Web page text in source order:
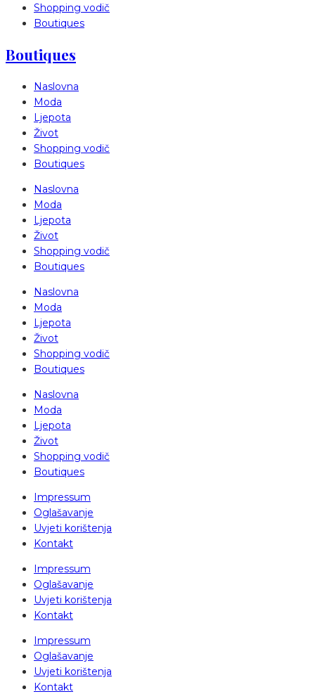
Shopping vodič
Boutiques
Boutiques
Naslovna
Moda
Ljepota
Život
Shopping vodič
Boutiques
Naslovna
Moda
Ljepota
Život
Shopping vodič
Boutiques
Naslovna
Moda
Ljepota
Život
Shopping vodič
Boutiques
Naslovna
Moda
Ljepota
Život
Shopping vodič
Boutiques
Impressum
Oglašavanje
Uvjeti korištenja
Kontakt
Impressum
Oglašavanje
Uvjeti korištenja
Kontakt
Impressum
Oglašavanje
Uvjeti korištenja
Kontakt